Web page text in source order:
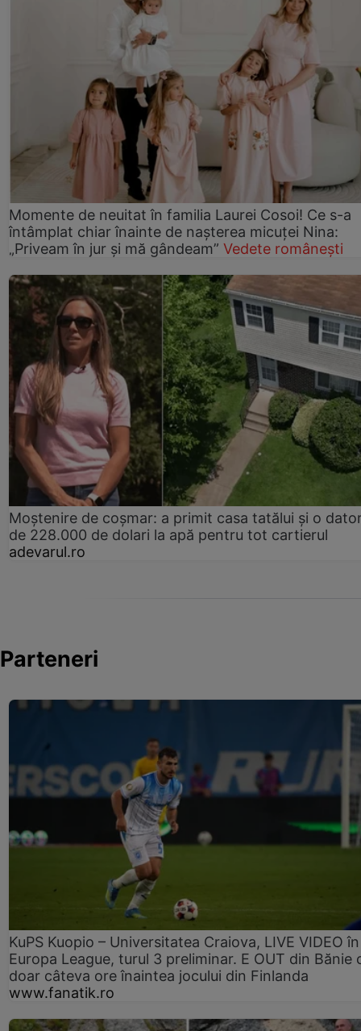
Momente de neuitat în familia Laurei Cosoi! Ce s-a
întâmplat chiar înainte de nașterea micuței Nina:
„Priveam în jur și mă gândeam” Vedete românești
Moștenire de coșmar: a primit casa tatălui și o
de 228.000 de dolari la apă pentru tot cartierul
adevarul.ro
Parteneri
KuPS Kuopio – Universitatea Craiova, LIVE VIDEO în
Europa League, turul 3 preliminar. E OUT din Bănie
doar câteva ore înaintea jocului din Finlanda
www.fanatik.ro